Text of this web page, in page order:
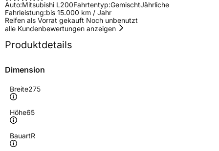
Auto:Mitsubishi L200Fahrtentyp:GemischtJährliche
Fahrleistung:bis 15.000 km / Jahr
Reifen als Vorrat gekauft Noch unbenutzt
alle Kundenbewertungen anzeigen
Produktdetails
Dimension
Breite275
Höhe65
BauartR